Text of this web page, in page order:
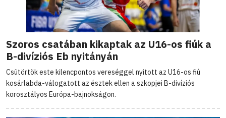
Szoros csatában kikaptak az U16-os fiúk a
B-divíziós Eb nyitányán
Csütörtök este kilencpontos vereséggel nyitott az U16-os fiú
kosárlabda-válogatott az észtek ellen a szkopjei B-divíziós
korosztályos Európa-bajnokságon.